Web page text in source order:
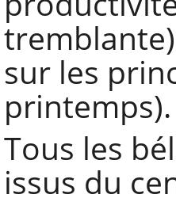
tremblante)
sur les
printemps).
Tous les
issus du